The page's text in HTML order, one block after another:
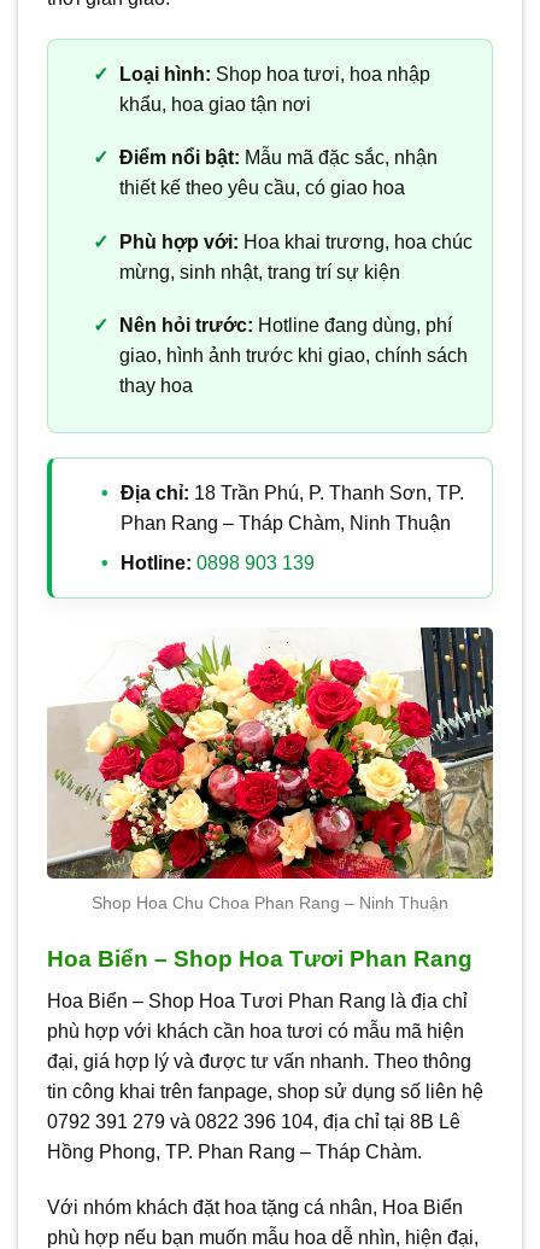
Loại hình: Shop hoa tươi, hoa nhập
khẩu, hoa giao tận nơi
Điểm nổi bật: Mẫu mã đặc sắc, nhận
thiết kế theo yêu cầu, có giao hoa
Phù hợp với: Hoa khai trương, hoa chúc
mừng, sinh nhật, trang trí sự kiện
Nên hỏi trước: Hotline đang dùng, phí
giao, hình ảnh trước khi giao, chính sách
thay hoa
Địa chỉ: 18 Trần Phú, P. Thanh Sơn, TP.
Phan Rang – Tháp Chàm, Ninh Thuận
Hotline: 0898 903 139
Shop Hoa Chu Choa Phan Rang – Ninh Thuận
Hoa Biển – Shop Hoa Tươi Phan Rang
Hoa Biển – Shop Hoa Tươi Phan Rang là địa chỉ
phù hợp với khách cần hoa tươi có mẫu mã hiện
đại, giá hợp lý và được tư vấn nhanh. Theo thông
tin công khai trên fanpage, shop sử dụng số liên hệ
0792 391 279 và 0822 396 104, địa chỉ tại 8B Lê
Hồng Phong, TP. Phan Rang – Tháp Chàm.
Với nhóm khách đặt hoa tặng cá nhân, Hoa Biển
phù hợp nếu bạn muốn mẫu hoa dễ nhìn, hiện đại,